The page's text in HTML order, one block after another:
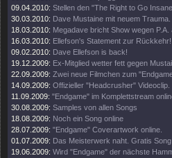
09.04.2010: Stellen den "The Right to Go
30.03.2010: Dave Mustaine mit neuem Trauma.
18.03.2010: Megadave bricht Show wegen P.A.
16.03.2010: Ellefson's Statement zur Rückkehr!
09.02.2010: Dave Ellefson is back!
19.12.2009: Ex-Mitglied wetter fett gegen
22.09.2009: Zwei neue Filmchen zum
14.09.2009: Offizieller "Headcrusher" Videoclip.
11.09.2009: "Endgame" im Komplettstream
30.08.2009: Samples von allen Songs
18.08.2009: Noch ein Song online
28.07.2009: "Endgame" Coverartwork online.
01.07.2009: Das Meisterwerk naht. Gratis
19.06.2009: Wird "Endgame" der nächste